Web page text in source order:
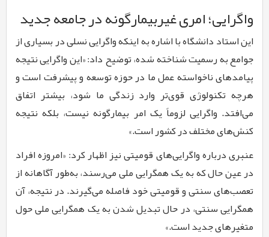
واگرایی؛ امری غیربیمارگونه در جامعه جدید
این استاد دانشگاه با اشاره به اینکه واگرایی نسلی در بسیاری از
جوامع به رسمیت شناخته شده، توضیح داد: «این واگرایی نتیجه
پیامدهای ناخواسته عمل ما در حوزه توسعه و پیشرفت است و
هرچه تکنولوژی قوی‌تر وارد زندگی ما شود، بیشتر اتفاق
می‌افتد. واگرایی لزوماً یک امر بیمارگونه نیست، بلکه نتیجه
کنش‌های مختلف در کشور است.»
عنبری درباره واگرایی‌های قومیتی نیز اظهار کرد: «امروزه افراد
در عین حال که به یک همگرایی ملی می‌رسند، به‌طور آگاهانه از
تعصب‌های سنتی و قومیتی خود فاصله می‌گیرند. در نتیجه، آن
همگرایی سنتی، در حال تبدیل شدن به یک همگرایی ملی حول
متغیرهای جدید است.»